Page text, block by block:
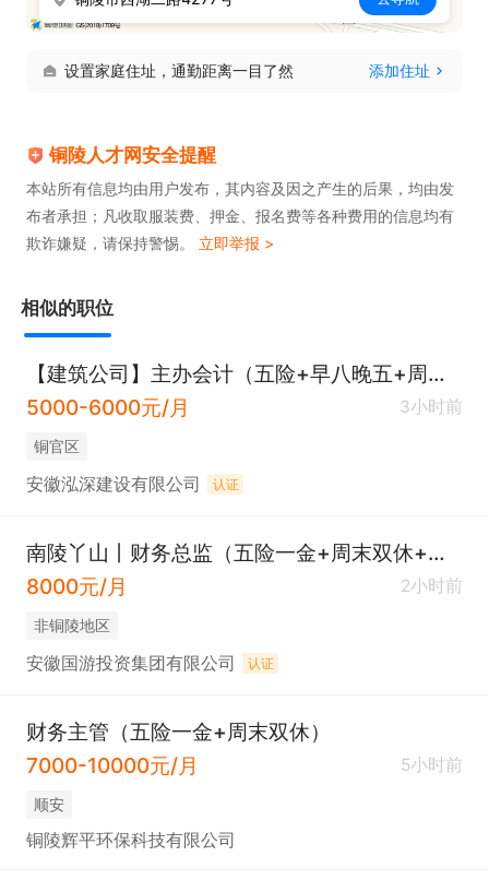
设置家庭住址，通勤距离一目了然 添加住址
铜陵人才网安全提醒
本站所有信息均由用户发布，其内容及因之产生的后果，均由发
布者承担；凡收取服装费、押金、报名费等各种费用的信息均有
欺诈嫌疑，请保持警惕。 立即举报 >
相似的职位
【建筑公司】主办会计（五险+早八晚五+周末双休+年终奖）
5000-6000元/月
3小时前
铜官区
安徽泓深建设有限公司 认证
南陵丫山丨财务总监（五险一金+周末双休+提供食宿+早八晚五）
8000元/月
2小时前
非铜陵地区
安徽国游投资集团有限公司 认证
财务主管（五险一金+周末双休）
7000-10000元/月
5小时前
顺安
铜陵辉平环保科技有限公司